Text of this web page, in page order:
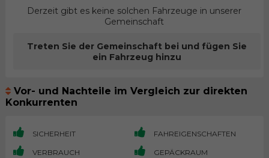
Derzeit gibt es keine solchen Fahrzeuge in unserer
Gemeinschaft
Treten Sie der Gemeinschaft bei und fügen Sie
ein Fahrzeug hinzu
Vor- und Nachteile im Vergleich zur direkten
Konkurrenten
SICHERHEIT FAHREIGENSCHAFTEN
VERBRAUCH GEPÄCKRAUM